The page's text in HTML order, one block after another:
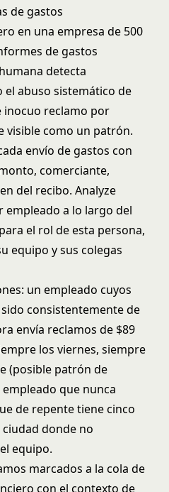
de gastos
en una empresa de 500
de gastos
detecta
el abuso sistemático de
inocuo reclamo por
visible como un patrón.
envío de gastos con
comerciante,
del recibo. Analyze
empleado a lo largo del
el rol de esta persona,
equipo y sus colegas
un empleado cuyos
consistentemente de
envía reclamos de $89
los viernes, siempre
(posible patrón de
que nunca
de repente tiene cinco
donde no
equipo.
marcados a la cola de
con el contexto de